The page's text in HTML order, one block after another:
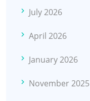
July 2026
April 2026
January 2026
November 2025